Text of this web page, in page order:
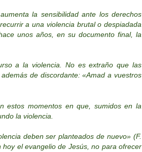
la sensibilidad ante los derechos
a una violencia brutal o despiadada
unos años, en su documento final, la
a la violencia. No es extraño que las
de discordante:«Amad a vuestros
estos momentos en que, sumidos en la
la violencia.
deben ser planteados de nuevo» (F.
el evangelio de Jesús, no para ofrecer